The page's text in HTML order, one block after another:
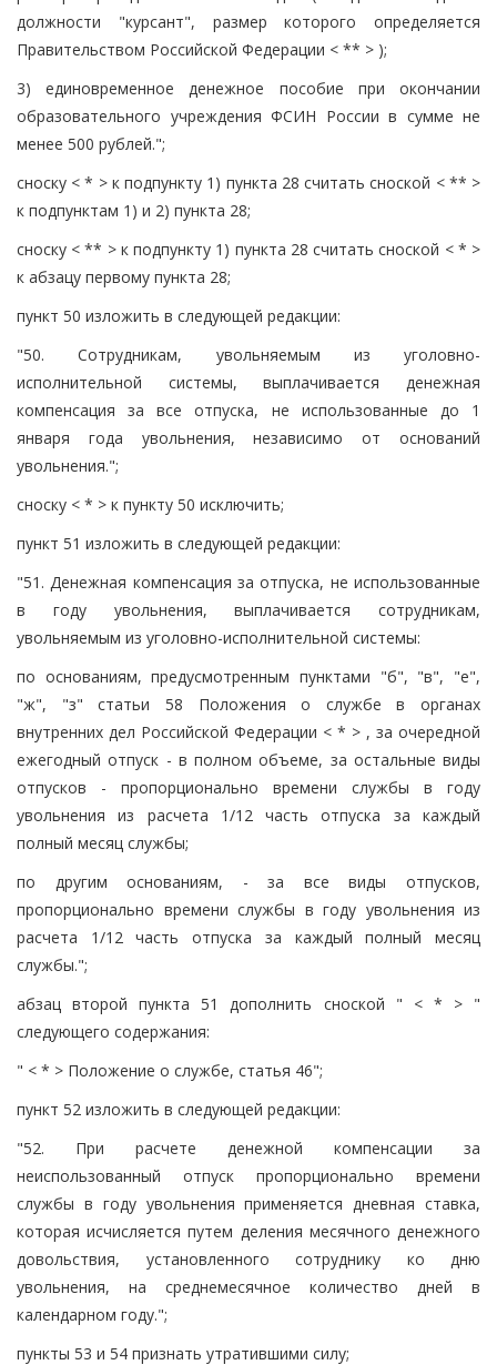
должности "курсант", размер которого определяется
Правительством Российской Федерации < ** > );
3) единовременное денежное пособие при окончании
образовательного учреждения ФСИН России в сумме не
менее 500 рублей.";
сноску < * > к подпункту 1) пункта 28 считать сноской < ** >
к подпунктам 1) и 2) пункта 28;
сноску < ** > к подпункту 1) пункта 28 считать сноской < * >
к абзацу первому пункта 28;
пункт 50 изложить в следующей редакции:
"50. Сотрудникам, увольняемым из уголовно-
исполнительной системы, выплачивается денежная
компенсация за все отпуска, не использованные до 1
января года увольнения, независимо от оснований
увольнения.";
сноску < * > к пункту 50 исключить;
пункт 51 изложить в следующей редакции:
"51. Денежная компенсация за отпуска, не использованные
в году увольнения, выплачивается сотрудникам,
увольняемым из уголовно-исполнительной системы:
по основаниям, предусмотренным пунктами "б", "в", "е",
"ж", "з" статьи 58 Положения о службе в органах
внутренних дел Российской Федерации < * > , за очередной
ежегодный отпуск - в полном объеме, за остальные виды
отпусков - пропорционально времени службы в году
увольнения из расчета 1/12 часть отпуска за каждый
полный месяц службы;
по другим основаниям, - за все виды отпусков,
пропорционально времени службы в году увольнения из
расчета 1/12 часть отпуска за каждый полный месяц
службы.";
абзац второй пункта 51 дополнить сноской " < * > "
следующего содержания:
" < * > Положение о службе, статья 46";
пункт 52 изложить в следующей редакции:
"52. При расчете денежной компенсации за
неиспользованный отпуск пропорционально времени
службы в году увольнения применяется дневная ставка,
которая исчисляется путем деления месячного денежного
довольствия, установленного сотруднику ко дню
увольнения, на среднемесячное количество дней в
календарном году.";
пункты 53 и 54 признать утратившими силу;